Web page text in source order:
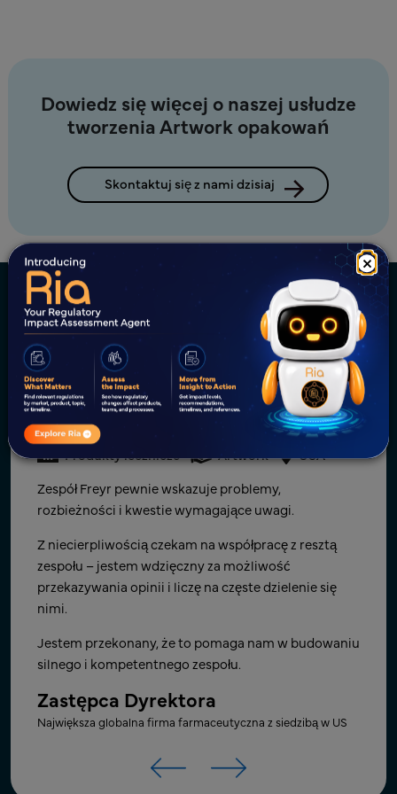
×
Dowiedz się więcej o naszej usłudze
tworzenia Artwork opakowań
Skontaktuj się z nami dzisiaj
Świętujemy Sukcesy Klientów
Produkty lecznicze
Bardzo dziękuję za pracę nad tymi kwestiami i
potraktowanie ich priorytetowo. Państwa pomoc
Menedżer produktu
Globalna firma farmaceutyczna produkująca leki
generyczne z siedzibą w Kanadzie
Produkty lecznicze
Wielkie uznanie dla Was wszystkich za wspaniałą
pracę zespołową! W pojedynkę możemy zrobić tak
Z niecierpliwością czekam na kolejny kamień milowy
i przyszłą współpracę przy nowych projektach.
SVP - R&D (Gotowa Postać
Dawkowania)
Firma CRO z siedzibą w US, która koncentruje się na nauce o
Produkty lecznicze Artwork
USA
Zespół Freyr pewnie wskazuje problemy,
rozbieżności i kwestie wymagające uwagi.
Z niecierpliwością czekam na współpracę z resztą
zespołu – jestem wdzięczny za możliwość
przekazywania opinii i liczę na częste dzielenie się
nimi.
Jestem przekonany, że to pomaga nam w budowaniu
silnego i kompetentnego zespołu.
Zastępca Dyrektora
Największa globalna firma farmaceutyczna z siedzibą w US